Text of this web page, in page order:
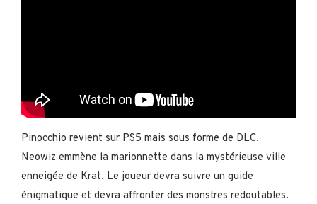
Pinocchio revient sur PS5 mais sous forme de DLC.
Neowiz emmène la marionnette dans la mystérieuse ville
enneigée de Krat. Le joueur devra suivre un guide
énigmatique et devra affronter des monstres redoutables.